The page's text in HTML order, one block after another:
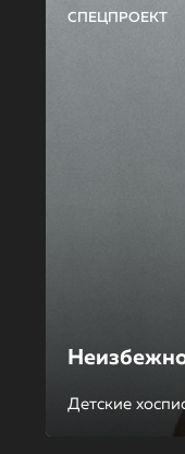
СПЕЦПРОЕКТ
Детские